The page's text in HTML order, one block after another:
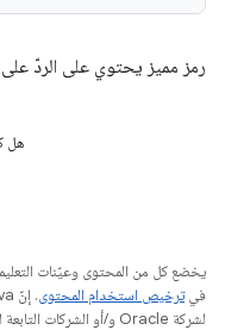
رمز مميز يحتوي على الردّ على
هل
يخضع كل من المحتوى وعيّنات
فيترخيص استخدام المحتوى
لشركة Oracle و/أو الشركات التابعة لها.